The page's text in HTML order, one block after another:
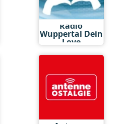
Radio
Wuppertal Dein
Love